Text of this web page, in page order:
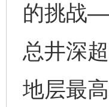
的挑战
总井深
地层最